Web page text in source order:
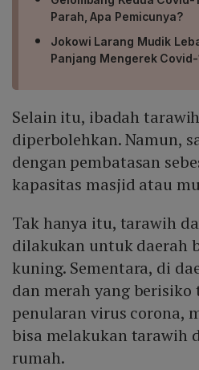
Parah, Apa Pemicunya?
Jokowi Larang Mudik
Panjang Mengerek Covid-
Selain itu, ibadah
diperbolehkan. Namun,
dengan pembatasan
kapasitas masjid atau
Tak hanya itu, tarawih
dilakukan untuk daerah
kuning. Sementara, di
dan merah yang
penularan virus corona,
bisa melakukan tarawih
rumah.